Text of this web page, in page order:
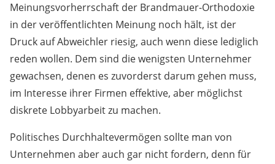
Meinungsvorherrschaft der Brandmauer-Orthodoxie
in der veröffentlichten Meinung noch hält, ist der
Druck auf Abweichler riesig, auch wenn diese lediglich
reden wollen. Dem sind die wenigsten Unternehmer
gewachsen, denen es zuvorderst darum gehen muss,
im Interesse ihrer Firmen effektive, aber möglichst
diskrete Lobbyarbeit zu machen.
Politisches Durchhaltevermögen sollte man von
Unternehmen aber auch gar nicht fordern, denn für